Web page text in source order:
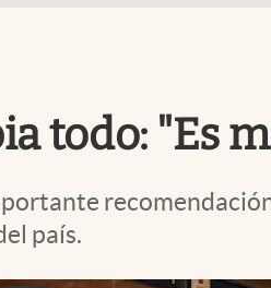
todo: "Es
país.